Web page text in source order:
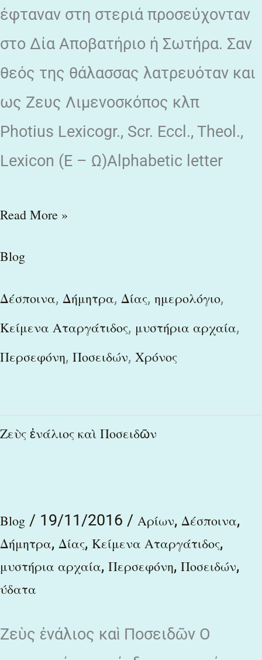
έφταναν στη στεριά προσεύχονταν
στο Δία Αποβατήριο ή Σωτήρα. Σαν
θεός της θάλασσας λατρευόταν και
ως Ζευς Λιμενοσκόπος κλπ
Photius Lexicogr., Scr. Eccl., Theol.,
Lexicon (Ε – Ω)Alphabetic letter
Read More »
Blog
Δέσποινα, Δήμητρα, Δίας, ημερολόγιο,
Κείμενα Αταργάτιδος, μυστήρια αρχαία,
Περσεφόνη, Ποσειδών, Χρόνος
Ζεὺς ἐνάλιος καὶ Ποσειδῶν
Blog / 19/11/2016 / Αρίων, Δέσποινα,
Δήμητρα, Δίας, Κείμενα Αταργάτιδος,
μυστήρια αρχαία, Περσεφόνη, Ποσειδών,
ύδατα
Ζεὺς ἐνάλιος καὶ Ποσειδῶν Ο
Ζεὺς